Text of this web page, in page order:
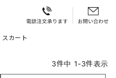
スカート
3件中 1-3件表示